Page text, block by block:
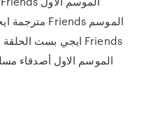
الموسم الاول أصدقاء